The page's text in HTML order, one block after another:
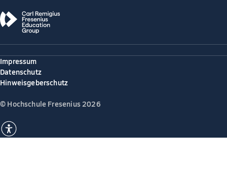
Impressum
Datenschutz
Hinweisgeberschutz
© Hochschule Fresenius 2026